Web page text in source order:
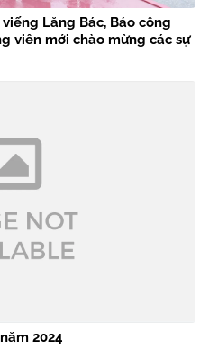
Lăng Bác, Báo công
viên mới chào mừng các sự
2024